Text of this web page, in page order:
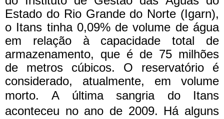
Estado do Rio Grande do Norte (Igarn),
o Itans tinha 0,09% de volume de água
em relação à capacidade total de
armazenamento, que é de 75 milhões
de metros cúbicos. O reservatório é
considerado, atualmente, em volume
morto.A última sangria do Itans
aconteceu no ano de 2009. Há alguns